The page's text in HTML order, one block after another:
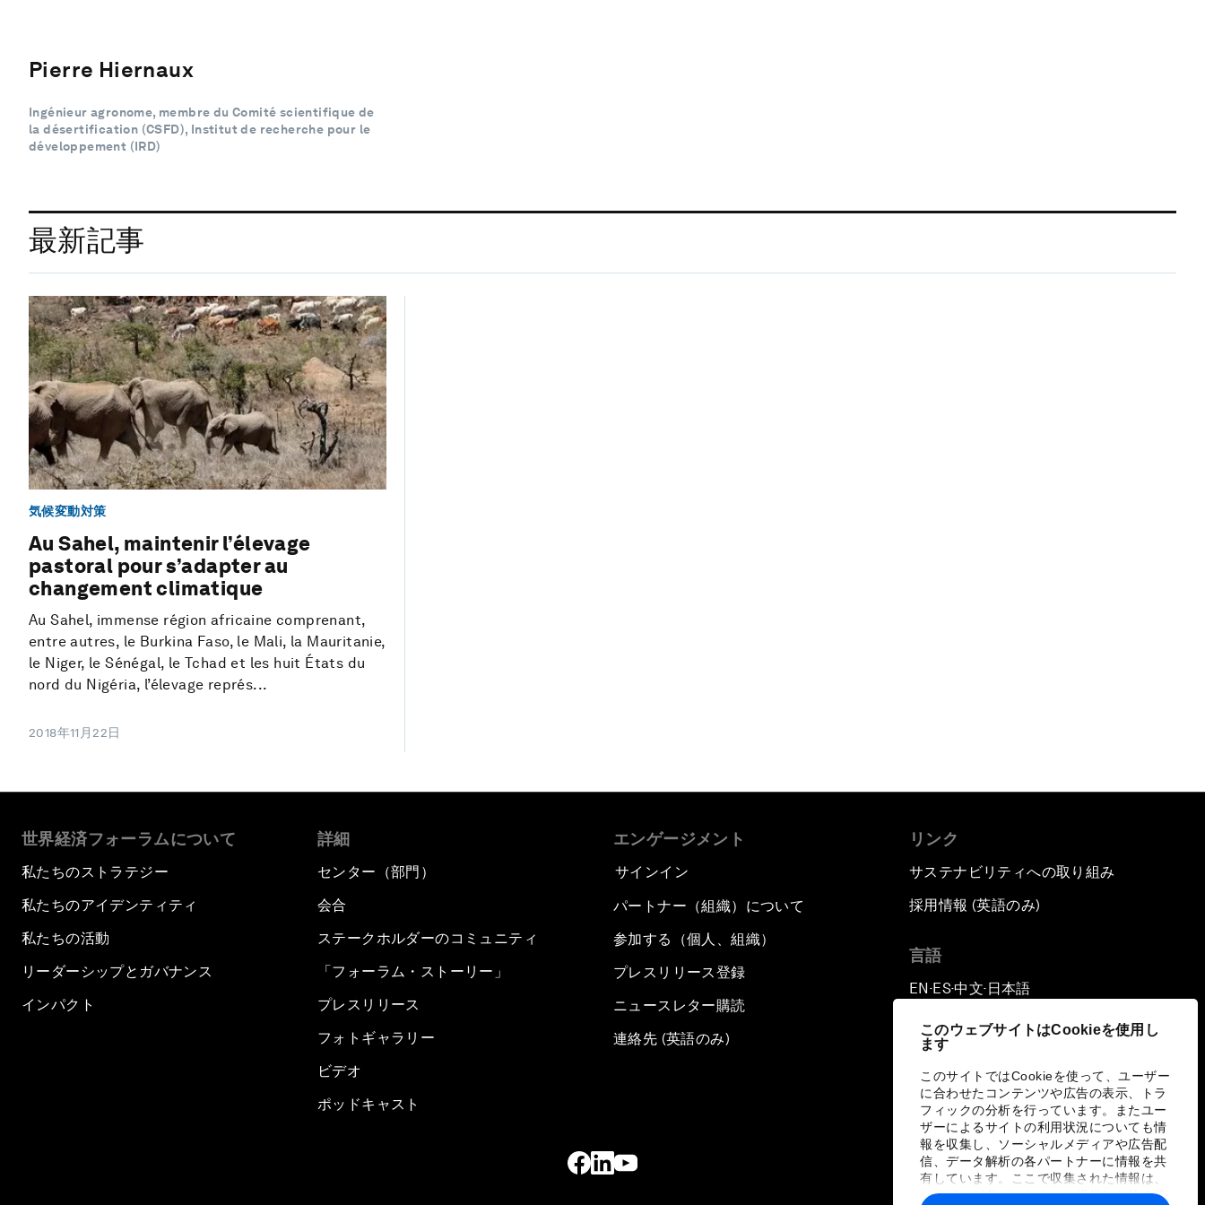
このウェブサイトはCookieを使用し
ます
このサイトではCookieを使って、ユーザー
に合わせたコンテンツや広告の表示、トラ
フィックの分析を行っています。またユー
ザーによるサイトの利用状況についても情
報を収集し、ソーシャルメディアや広告配
信、データ解析の各パートナーに情報を共
有しています。ここで収集された情報は、
ユーザーが各パートナーに提供した他の情
Pierre Hiernaux
Ingénieur agronome, membre du Comité scientifique de
la désertification (CSFD), Institut de recherche pour le
développement (IRD)
最新記事
気候変動対策
Au Sahel, maintenir l’élevage
pastoral pour s’adapter au
changement climatique
Au Sahel, immense région africaine comprenant,
entre autres, le Burkina Faso, le Mali, la Mauritanie,
le Niger, le Sénégal, le Tchad et les huit États du
nord du Nigéria, l’élevage représ...
2018年11月22日
世界経済フォーラムについて
私たちのストラテジー
私たちのアイデンティティ
私たちの活動
リーダーシップとガバナンス
インパクト
詳細
センター（部門）
会合
ステークホルダーのコミュニティ
「フォーラム・ストーリー」
プレスリリース
フォトギャラリー
ビデオ
ポッドキャスト
エンゲージメント
サインイン
パートナー（組織）について
参加する（個人、組織）
プレスリリース登録
ニュースレター購読
連絡先 (英語のみ)
リンク
サステナビリティへの取り組み
採用情報 (英語のみ)
言語
EN ▪ ES▪中文▪ 日本語